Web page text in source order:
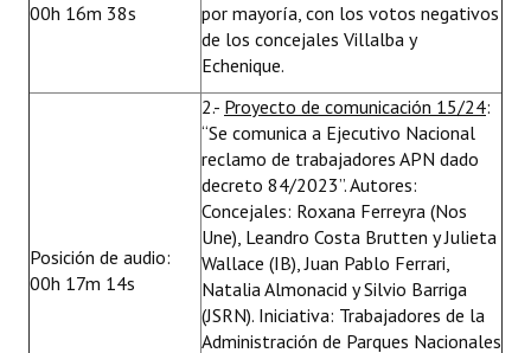
00h 16m 38s
por mayoría, con los votos negativos
de los concejales Villalba y
Echenique.
Posición de audio:
00h 17m 14s
2.- Proyecto de comunicación 15/24:
“Se comunica a Ejecutivo Nacional
reclamo de trabajadores APN dado
decreto 84/2023”. Autores:
Concejales: Roxana Ferreyra (Nos
Une), Leandro Costa Brutten y Julieta
Wallace (IB), Juan Pablo Ferrari,
Natalia Almonacid y Silvio Barriga
(JSRN). Iniciativa: Trabajadores de la
Administración de Parques Nacionales